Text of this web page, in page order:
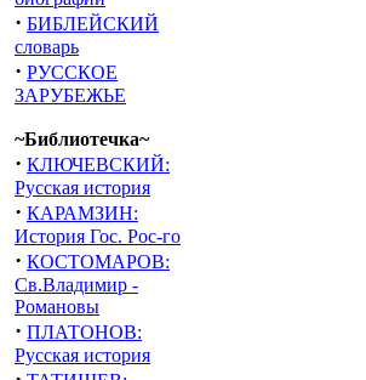
· БИБЛЕЙСКИЙ
словарь
· РУССКОЕ
ЗАРУБЕЖЬЕ
~Библиотечка~
· КЛЮЧЕВСКИЙ:
Русская история
· КАРАМЗИН:
История Гос. Рос-го
· КОСТОМАРОВ:
Св.Владимир -
Романовы
· ПЛАТОНОВ:
Русская история